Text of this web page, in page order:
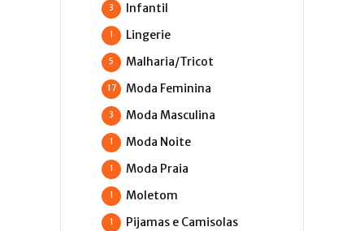
Infantil
3
Lingerie
1
Malharia/Tricot
5
Moda Feminina
17
Moda Masculina
3
Moda Noite
1
Moda Praia
1
Moletom
1
Pijamas e Camisolas
1